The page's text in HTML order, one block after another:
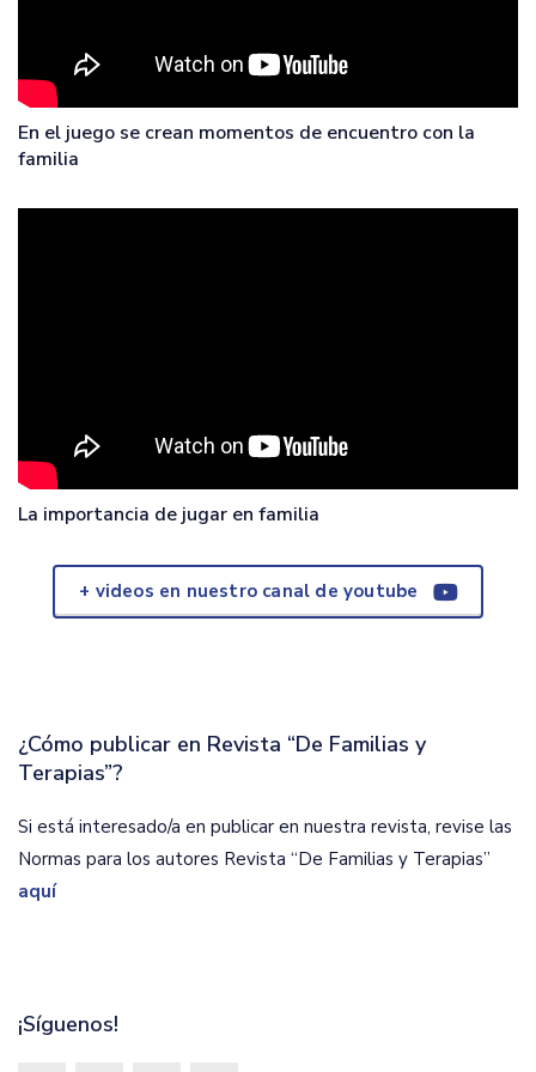
En el juego se crean momentos de encuentro con la
familia
La importancia de jugar en familia
+ videos en nuestro canal de youtube
¿Cómo publicar en Revista “De Familias y
Terapias”?
Si está interesado/a en publicar en nuestra revista, revise las
Normas para los autores Revista “De Familias y Terapias”
aquí
¡Síguenos!